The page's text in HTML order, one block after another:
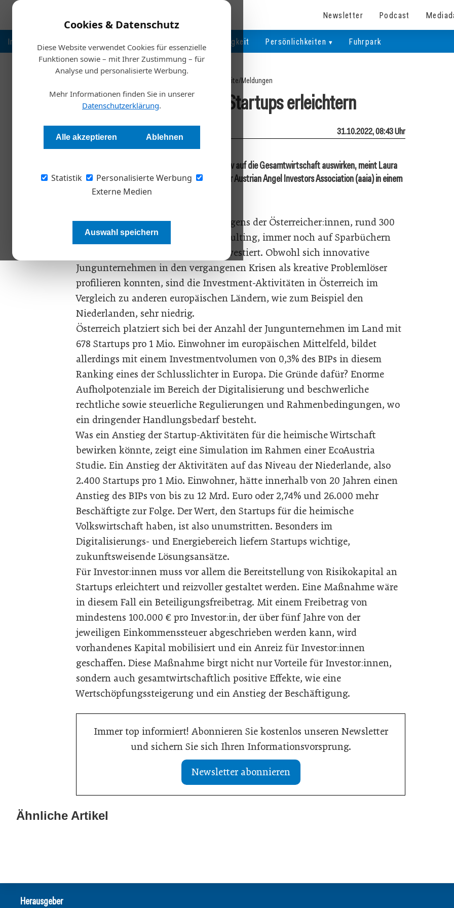
Cookies & Datenschutz
Diese Website verwendet Cookies für essenzielle
Funktionen sowie – mit Ihrer Zustimmung – für
Analyse und personalisierte Werbung.
Mehr Informationen finden Sie in unserer
Datenschutzerklärung.
Alle akzeptieren Ablehnen
Statistik
Personalisierte Werbung
Externe Medien
Auswahl speichern
Newsletter Podcast
Inspiration Nachhaltigkeit Persönlichkeiten Fuhrpark
Startseite/Meldungen
Investitionen in Startups erleichtern
Redaktion 31.10.2022, 08:43 Uhr
Mehr Privatkapital in Startups würde sich positiv auf die Gesamtwirtschaft auswirken, meint Laura
Egg, Business Angel und Managing Director der Austrian Angel Investors Association (aaia) in einem
Gastkommentar.
Eine große Summe des Privatvermögens der Österreicher:innen, rund 300
Milliarden Euro, liegt, laut EY Consulting, immer noch auf Sparbüchern
oder wird in Anlage-Immobilien investiert. Obwohl sich innovative
Jungunternehmen in den vergangenen Krisen als kreative Problemlöser
profilieren konnten, sind die Investment-Aktivitäten in Österreich im
Vergleich zu anderen europäischen Ländern, wie zum Beispiel den
Niederlanden, sehr niedrig.
Österreich platziert sich bei der Anzahl der Jungunternehmen im Land mit
678 Startups pro 1 Mio. Einwohner im europäischen Mittelfeld, bildet
allerdings mit einem Investmentvolumen von 0,3% des BIPs in diesem
Ranking eines der Schlusslichter in Europa. Die Gründe dafür? Enorme
Aufholpotenziale im Bereich der Digitalisierung und beschwerliche
rechtliche sowie steuerliche Regulierungen und Rahmenbedingungen, wo
ein dringender Handlungsbedarf besteht.
Was ein Anstieg der Startup-Aktivitäten für die heimische Wirtschaft
bewirken könnte, zeigt eine Simulation im Rahmen einer EcoAustria
Studie. Ein Anstieg der Aktivitäten auf das Niveau der Niederlande, also
2.400 Startups pro 1 Mio. Einwohner, hätte innerhalb von 20 Jahren einen
Anstieg des BIPs von bis zu 12 Mrd. Euro oder 2,74% und 26.000 mehr
Beschäftigte zur Folge. Der Wert, den Startups für die heimische
Volkswirtschaft haben, ist also unumstritten. Besonders im
Digitalisierungs- und Energiebereich liefern Startups wichtige,
zukunftsweisende Lösungsansätze.
Für Investor:innen muss vor allem die Bereitstellung von Risikokapital an
Startups erleichtert und reizvoller gestaltet werden. Eine Maßnahme wäre
in diesem Fall ein Beteiligungsfreibetrag. Mit einem Freibetrag von
mindestens 100.000 € pro Investor:in, der über fünf Jahre von der
jeweiligen Einkommenssteuer abgeschrieben werden kann, wird
vorhandenes Kapital mobilisiert und ein Anreiz für Investor:innen
geschaffen. Diese Maßnahme birgt nicht nur Vorteile für Investor:innen,
sondern auch gesamtwirtschaftlich positive Effekte, wie eine
Wertschöpfungssteigerung und ein Anstieg der Beschäftigung.
Immer top informiert! Abonnieren Sie kostenlos unseren Newsletter
und sichern Sie sich Ihren Informationsvorsprung.
Newsletter abonnieren
Ähnliche Artikel
21. Juli 2026
20. Juli 2026 19. Juli 2026
Herausgeber